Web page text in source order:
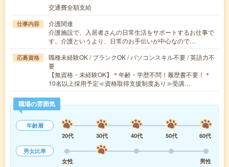
交通費全額支給
仕事内容
介護関連
介護施設で、入居者さんの日常生活をサポートするお仕事で
す。介護というより、日常のお手伝いが中心なので…
応募資格
職種未経験OK / ブランクOK / パソコンスキル不要 / 英語力不
要
【無資格・未経験OK】＊年齢・学歴不問！履歴書不要！＊
10名以上採用予定≪資格取得支援制度あり≫受講…
職場の雰囲気
年齢層
20代
30代 40代 50代
60代
男女比率
女性
男性